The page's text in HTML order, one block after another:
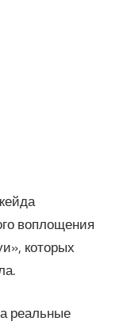
воплощения
которых
реальные